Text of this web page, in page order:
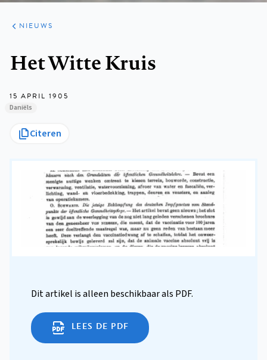
ARTIKELEN
HET
KORT
NIEUWS
Het Witte Kruis
15 APRIL 1905
Daniëls
Citeren
Dit artikel is alleen beschikbaar als PDF.
LEES DE PDF